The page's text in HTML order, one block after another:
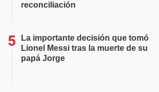
reconciliación
La importante decisión que tomó
Lionel Messi tras la muerte de su
papá Jorge